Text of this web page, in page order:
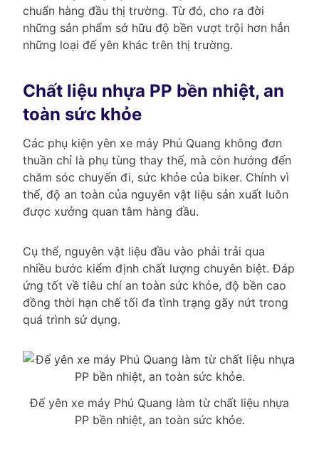
chuẩn hàng đầu thị trường. Từ đó, cho ra đời
những sản phẩm sở hữu độ bền vượt trội hơn hẳn
những loại đế yên khác trên thị trường.
Chất liệu nhựa PP bền nhiệt, an
toàn sức khỏe
Các phụ kiện yên xe máy Phú Quang không đơn
thuần chỉ là phụ tùng thay thế, mà còn hướng đến
chăm sóc chuyến đi, sức khỏe của biker. Chính vì
thế, độ an toàn của nguyên vật liệu sản xuất luôn
được xưởng quan tâm hàng đầu.
Cụ thể, nguyên vật liệu đầu vào phải trải qua
nhiều bước kiểm định chất lượng chuyên biệt. Đáp
ứng tốt về tiêu chí an toàn sức khỏe, độ bền cao
đồng thời hạn chế tối đa tình trạng gãy nứt trong
quá trình sử dụng.
Đế yên xe máy Phú Quang làm từ chất liệu nhựa
PP bền nhiệt, an toàn sức khỏe.